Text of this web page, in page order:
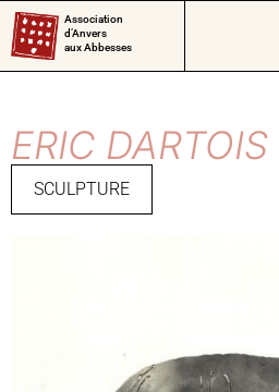
Association
d’Anvers
aux Abbesses
ERIC DARTOIS
SCULPTURE